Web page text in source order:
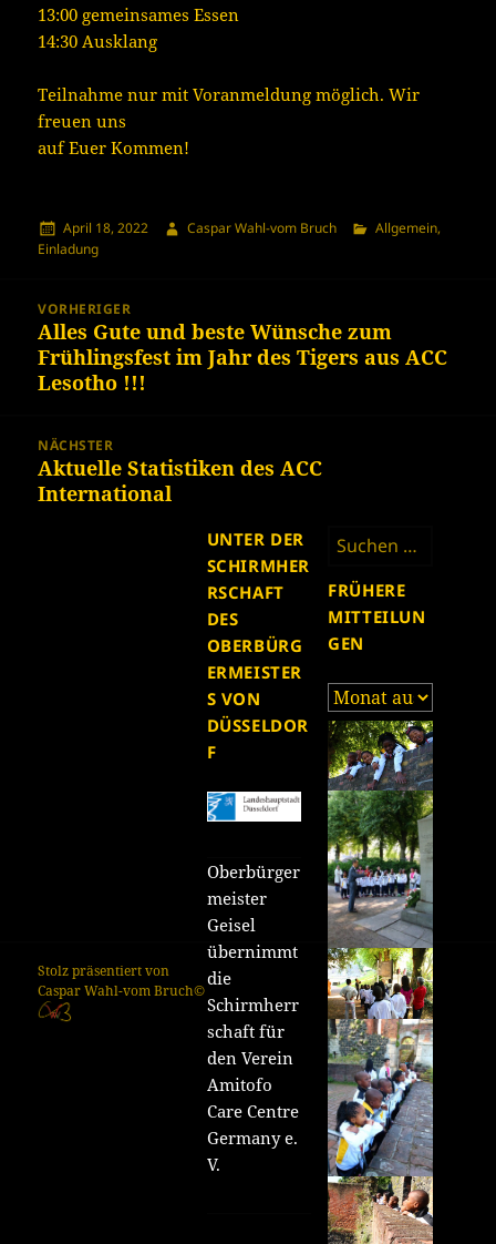
13:00 gemeinsames Essen
14:30 Ausklang
Teilnahme nur mit Voranmeldung möglich. Wir
freuen uns
auf Euer Kommen!
Veröffentlicht
am
April 18, 2022 Autor
Caspar Wahl-vom Bruch Kategorien
Allgemein,
Einladung
VORHERIGER
Vorheriger
Beitrag:
Alles Gute und beste Wünsche zum
Frühlingsfest im Jahr des Tigers aus ACC
Lesotho !!!
NÄCHSTER
Nächster
Beitrag:
Aktuelle Statistiken des ACC
International
Suchen
FRÜHERE
MITTEILUN
GEN
Frühere
Mitteilungen
UNTER DER
SCHIRMHER
RSCHAFT
DES
OBERBÜRG
ERMEISTER
S VON
DÜSSELDOR
F
Oberbürger
meister
Geisel
übernimmt
die
Schirmherr
schaft für
den Verein
Amitofo
Care Centre
Germany e.
V.
Stolz präsentiert von
Caspar Wahl-vom Bruch©